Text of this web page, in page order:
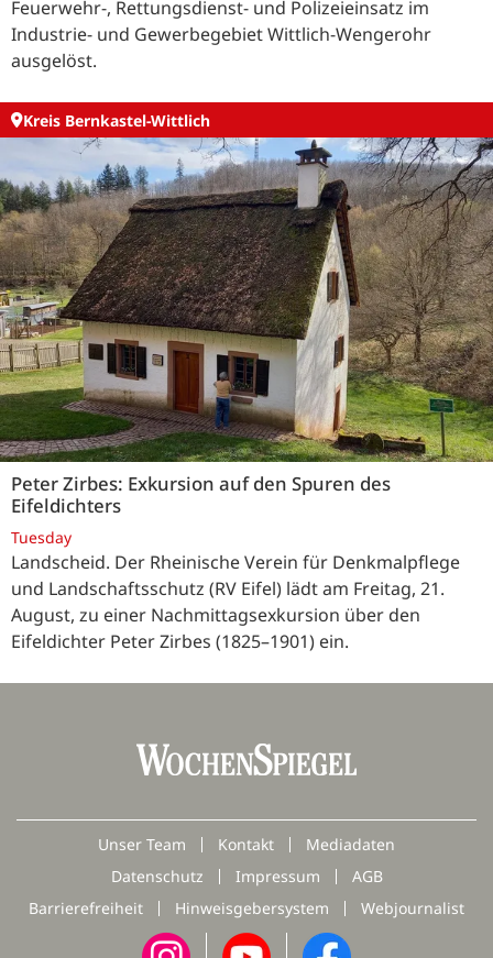
Feuerwehr-, Rettungsdienst- und Polizeieinsatz im
Industrie- und Gewerbegebiet Wittlich-Wengerohr
ausgelöst.
Kreis Bernkastel-Wittlich
Peter Zirbes: Exkursion auf den Spuren des
Eifeldichters
Tuesday
Landscheid. Der Rheinische Verein für Denkmalpflege
und Landschaftsschutz (RV Eifel) lädt am Freitag, 21.
August, zu einer Nachmittagsexkursion über den
Eifeldichter Peter Zirbes (1825–1901) ein.
Unser Team Kontakt
Mediadaten
Datenschutz
Impressum
AGB
Barrierefreiheit
Hinweisgebersystem Webjournalist